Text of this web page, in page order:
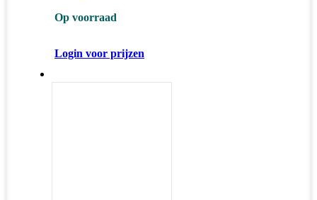
Op voorraad
Login voor prijzen